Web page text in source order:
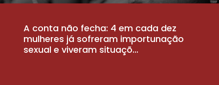
A conta não fecha: 4 em cada dez
mulheres já sofreram importunação
sexual e viveram situaçõ...